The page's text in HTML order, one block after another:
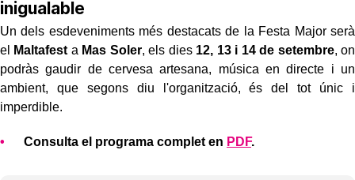
inigualable
Un dels esdeveniments més destacats de la Festa Major serà
el
Maltafest a Mas Soler, els dies 12, 13 i 14 de setembre, on
podràs gaudir de cervesa artesana, música en directe i un
ambient, que segons diu l'organització, és del tot únic i
imperdible.
Consulta el programa complet en PDF.